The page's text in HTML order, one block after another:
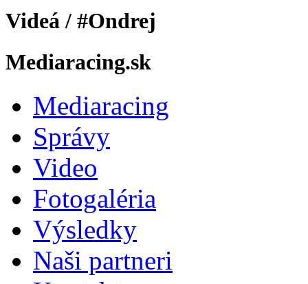
Videá / #Ondrej
Mediaracing.sk
Mediaracing
Správy
Video
Fotogaléria
Výsledky
Naši partneri